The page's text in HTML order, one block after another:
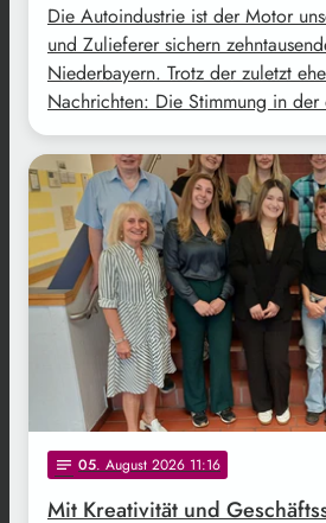
Die Autoindustrie ist der Motor
und Zulieferer sichern
Niederbayern. Trotz der zuletzt
Nachrichten: Die Stimmung in
notes 05. August 2026 11:16
Mit Kreativität und